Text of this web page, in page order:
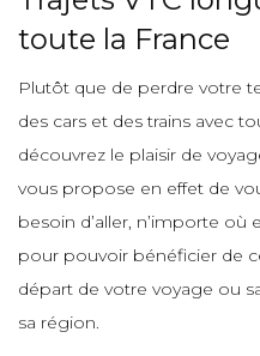
toute la France
Plutôt que de perdre votre
des cars et des trains avec
découvrez le plaisir de
vous propose en effet de
besoin d’aller, n’importe où
pour pouvoir bénéficier de
départ de votre voyage ou
sa région.